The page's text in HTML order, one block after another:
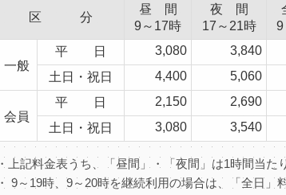
区 分
昼 間
9～17時
夜 間
17～21時
9
一般
平 日 3,080 3,840
土日・祝日 4,400 5,060
会員
平 日 2,150 2,690
土日・祝日
3,080 3,540
・上記料金表うち、「昼間」・「夜間」は1時間当
・ 9～19時、9～20時を継続利用の場合は、「全日」